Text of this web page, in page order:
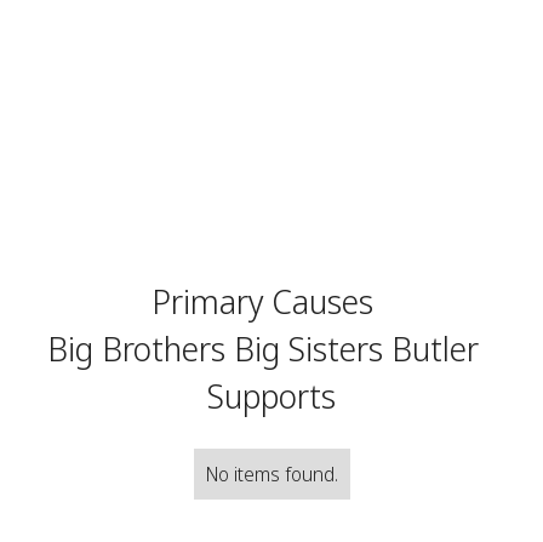
Primary Causes
Big Brothers Big Sisters Butler
Supports
No items found.